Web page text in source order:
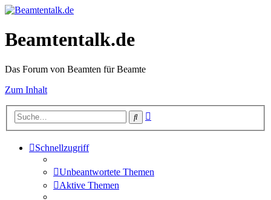
Beamtentalk.de
Das Forum von Beamten für Beamte
Zum Inhalt
Suche
Schnellzugriff
Unbeantwortete Themen
Aktive Themen